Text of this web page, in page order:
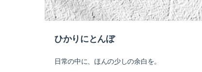
ひかりにとんぼ
日常の中に、ほんの少しの余白を。